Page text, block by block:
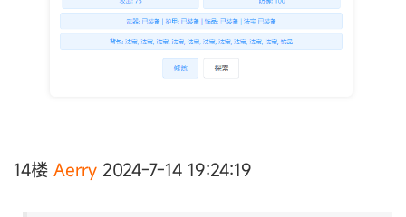
14楼 Aerry 2024-7-14 19:24:19